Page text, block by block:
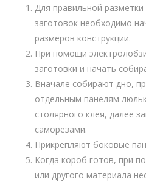
Для правильной разметки
заготовок необходимо
размеров конструкции.
При помощи
заготовки и начать
Вначале собирают дно,
отдельным панелям
столярного клея, далее
саморезами.
Прикрепляют боковые
Когда короб готов, при
или другого материала